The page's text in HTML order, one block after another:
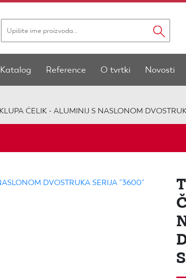
Katalog Reference O tvrtki Novosti
ČELIK - ALUMINIJ S NASLONOM